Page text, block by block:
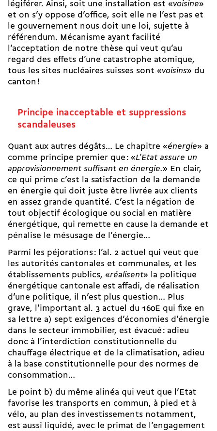
légiférer. Ainsi, soit une installation est «voisine»
et on s’y oppose d’office, soit elle ne l’est pas et
le gouvernement nous doit une loi, sujette à
référendum. Mécanisme ayant facilité
l’acceptation de notre thèse qui veut qu’au
regard des effets d’une catastrophe atomique,
tous les sites nucléaires suisses sont «voisins» du
canton !
Principe inacceptable et suppressions
scandaleuses
Quant aux autres dégâts… Le chapitre «énergie» a
comme principe premier que : «L’Etat assure un
approvisionnement suffisant en énergie.» En clair,
ce qui prime c’est la satisfaction de la demande
en énergie qui doit juste être livrée aux clients
en assez grande quantité. C’est la négation de
tout objectif écologique ou social en matière
énergétique, qui remette en cause la demande et
pénalise le mésusage de l’énergie…
Parmi les péjorations : l’al. 2 actuel qui veut que
les autorités cantonales et communales, et les
établissements publics, «réalisent» la politique
énergétique cantonale est affadi, de réalisation
d’une politique, il n’est plus question… Plus
grave, l’important al. 3 actuel du 160E qui fixe en
sa lettre a) sept exigences d’économies d’énergie
dans le secteur immobilier, est évacué : adieu
donc à l’interdiction constitutionnelle du
chauffage électrique et de la climatisation, adieu
à la base constitutionnelle pour des normes de
consommation…
Le point b) du même alinéa qui veut que l’Etat
favorise les transports en commun, à pied et à
vélo, au plan des investissements notamment,
est aussi liquidé, avec le primat de l’engagement